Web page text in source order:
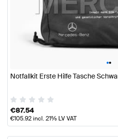
••
Notfallkit Erste Hilfe Tasche
€87.54
€105.92incl. 21% LV VAT